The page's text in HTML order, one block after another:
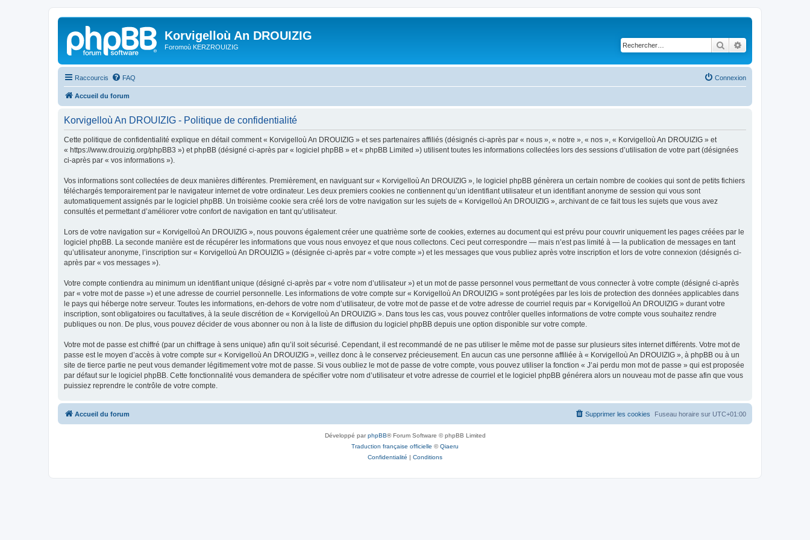
Korvigelloù An DROUIZIG
Foromoù KERZROUIZIG Rechercher
Raccourcis FAQ Connexion
Accueil du forum
Korvigelloù An DROUIZIG - Politique de confidentialité
Cette politique de confidentialité explique en détail comment « Korvigelloù An DROUIZIG » et ses partenaires affiliés (désignés ci-après par « nous », « notre », « nos », « Korvigelloù An DROUIZIG » et
« https://www.drouizig.org/phpBB3 ») et phpBB (désigné ci-après par « logiciel phpBB » et « phpBB Limited ») utilisent toutes les informations collectées lors des sessions d’utilisation de votre part (désignées
ci-après par « vos informations »).
Vos informations sont collectées de deux manières différentes. Premièrement, en naviguant sur « Korvigelloù An DROUIZIG », le logiciel phpBB génèrera un certain nombre de cookies qui sont de petits fichiers
téléchargés temporairement par le navigateur internet de votre ordinateur. Les deux premiers cookies ne contiennent qu’un identifiant utilisateur et un identifiant anonyme de session qui vous sont
automatiquement assignés par le logiciel phpBB. Un troisième cookie sera créé lors de votre navigation sur les sujets de « Korvigelloù An DROUIZIG », archivant de ce fait tous les sujets que vous avez
consultés et permettant d’améliorer votre confort de navigation en tant qu’utilisateur.
Lors de votre navigation sur « Korvigelloù An DROUIZIG », nous pouvons également créer une quatrième sorte de cookies, externes au document qui est prévu pour couvrir uniquement les pages créées par le
logiciel phpBB. La seconde manière est de récupérer les informations que vous nous envoyez et que nous collectons. Ceci peut correspondre — mais n’est pas limité à — la publication de messages en tant
qu’utilisateur anonyme, l’inscription sur « Korvigelloù An DROUIZIG » (désignée ci-après par « votre compte ») et les messages que vous publiez après votre inscription et lors de votre connexion (désignés ci-
après par « vos messages »).
Votre compte contiendra au minimum un identifiant unique (désigné ci-après par « votre nom d’utilisateur ») et un mot de passe personnel vous permettant de vous connecter à votre compte (désigné ci-après
par « votre mot de passe ») et une adresse de courriel personnelle. Les informations de votre compte sur « Korvigelloù An DROUIZIG » sont protégées par les lois de protection des données applicables dans
le pays qui héberge notre serveur. Toutes les informations, en-dehors de votre nom d’utilisateur, de votre mot de passe et de votre adresse de courriel requis par « Korvigelloù An DROUIZIG » durant votre
inscription, sont obligatoires ou facultatives, à la seule discrétion de « Korvigelloù An DROUIZIG ». Dans tous les cas, vous pouvez contrôler quelles informations de votre compte vous souhaitez rendre
publiques ou non. De plus, vous pouvez décider de vous abonner ou non à la liste de diffusion du logiciel phpBB depuis une option disponible sur votre compte.
Votre mot de passe est chiffré (par un chiffrage à sens unique) afin qu’il soit sécurisé. Cependant, il est recommandé de ne pas utiliser le même mot de passe sur plusieurs sites internet différents. Votre mot de
passe est le moyen d’accès à votre compte sur « Korvigelloù An DROUIZIG », veillez donc à le conservez précieusement. En aucun cas une personne affiliée à « Korvigelloù An DROUIZIG », à phpBB ou à un
site de tierce partie ne peut vous demander légitimement votre mot de passe. Si vous oubliez le mot de passe de votre compte, vous pouvez utiliser la fonction « J’ai perdu mon mot de passe » qui est proposée
par défaut sur le logiciel phpBB. Cette fonctionnalité vous demandera de spécifier votre nom d’utilisateur et votre adresse de courriel et le logiciel phpBB générera alors un nouveau mot de passe afin que vous
puissiez reprendre le contrôle de votre compte.
Accueil du forum Fuseau horaire sur UTC+01:00
Supprimer les cookies
Développé parphpBB® Forum Software © phpBB Limited
Traduction française officielle ©Qiaeru
Confidentialité | Conditions